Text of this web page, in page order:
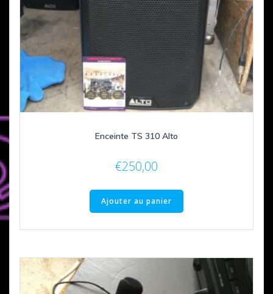
Enceinte TS 310 Alto
€250,00
Ajouter au panier